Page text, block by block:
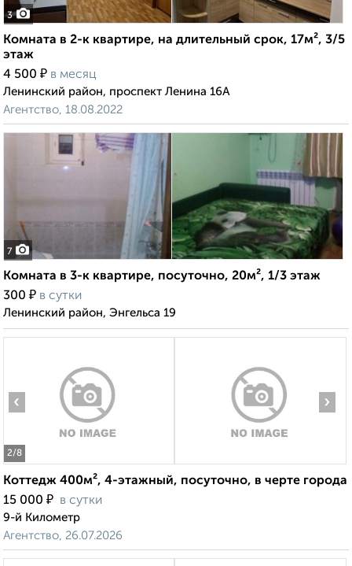
3
Комната в 2-к квартире, на длительный срок, 17м², 3/5
этаж
4 500 ₽ в месяц
Ленинский район, проспект Ленина 16А
Агентство, 18.08.2022
7
Комната в 3-к квартире, посуточно, 20м², 1/3 этаж
300 ₽ в сутки
Ленинский район, Энгельса 19
2/8
‹ ›
Коттедж 400м², 4-этажный, посуточно, в черте города
15 000 ₽ в сутки
9-й Километр
Агентство, 26.07.2026